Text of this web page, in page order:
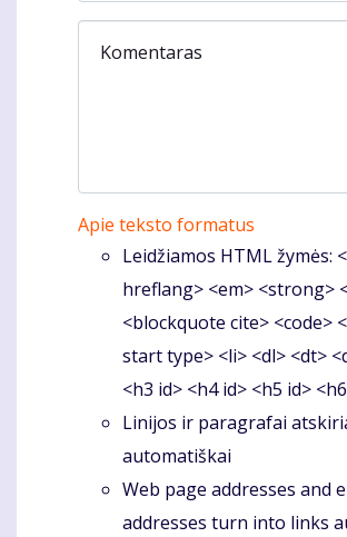
Komentaras
Apie teksto formatus
Leidžiamos HTML žymės:
hreflang> <em> <strong>
<blockquote cite> <code>
start type> <li> <dl> <dt>
<h3 id> <h4 id> <h5 id>
Linijos ir paragrafai
automatiškai
Web page addresses and
addresses turn into links